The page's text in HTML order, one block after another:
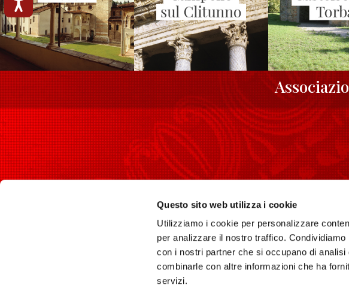
Questo sito web utilizza i cookie
Utilizziamo i cookie per personalizzare
per analizzare il nostro traffico.
con i nostri partner che si occupano di
combinarle con altre informazioni che ha
servizi.
I luoghi UNESCO
Orari
Esperienze
Itinerari